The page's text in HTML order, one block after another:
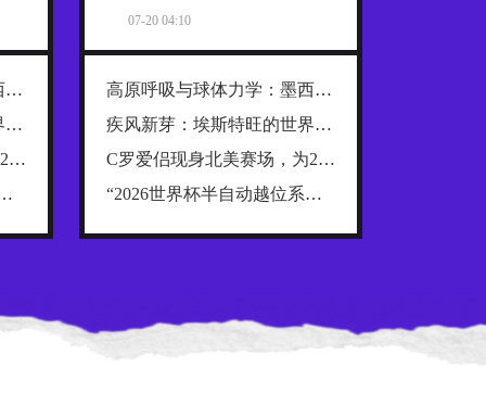
高原呼吸与球体力学：墨西哥三城世界杯用球调校全解析
疾风新芽：埃斯特旺的世界杯前奏
C罗爱侣现身北美赛场，为2026世界杯添一抹温情
米级精度下的判定容差与触发临界点分析”
07-20 04:10
高原呼吸与球体力学：墨西哥三城世界杯用球调校全解析
疾风新芽：埃斯特旺的世界杯前奏
C罗爱侣现身北美赛场，为2026世界杯添一抹温情
“2026世界杯半自动越位系统：毫米级精度下的判定容差与触发临界点分析”